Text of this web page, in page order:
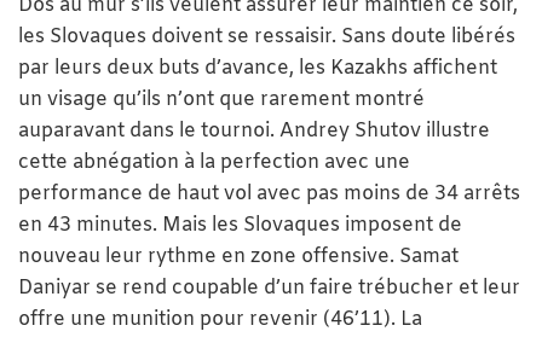
Dos au mur s’ils veulent assurer leur maintien ce soir,
les Slovaques doivent se ressaisir. Sans doute libérés
par leurs deux buts d’avance, les Kazakhs affichent
un visage qu’ils n’ont que rarement montré
auparavant dans le tournoi. Andrey Shutov illustre
cette abnégation à la perfection avec une
performance de haut vol avec pas moins de 34 arrêts
en 43 minutes. Mais les Slovaques imposent de
nouveau leur rythme en zone offensive. Samat
Daniyar se rend coupable d’un faire trébucher et leur
offre une munition pour revenir (46’11). La